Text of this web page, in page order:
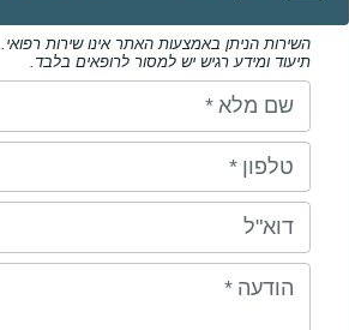
השירות הניתן באמצעות האתר אינו שירות רפואי.
תיעוד ומידע רגיש יש למסור לרופאים בלבד.
שם מלא *
טלפון *
דוא"ל
הודעה *